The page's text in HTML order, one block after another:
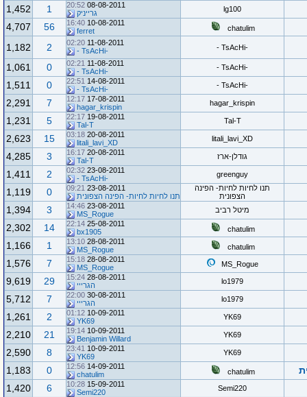
lg100
08-08-2011
20:52
גרייניק
1
1,452
chatulim
10-08-2011
16:40
ferret
56
4,707
-TsAcHi -
11-08-2011
02:20
-TsAcHi -
2
1,182
-TsAcHi -
11-08-2011
02:21
-TsAcHi -
0
1,061
-TsAcHi -
14-08-2011
22:51
-TsAcHi -
0
1,511
hagar_krispin
17-08-2011
12:17
hagar_krispin
7
2,291
Tal-T
19-08-2011
22:17
Tal-T
5
1,231
litali_lavi_XD
20-08-2011
03:18
litali_lavi_XD
15
2,623
גודלן-ארז 20-08-2011
16:17
Tal-T
3
4,285
greenguy
23-08-2011
02:32
-TsAcHi -
2
1,411
תנו לחיות לחיות- הפינה
הצפונית
23-08-2011
09:21
תנו לחיות לחיות- הפינה הצפונית
0
1,119
מיטל רביב 23-08-2011
14:46
MS_Rogue
3
1,394
chatulim
25-08-2011
22:14
bx1905
14
2,302
chatulim
28-08-2011
13:10
MS_Rogue
1
1,166
MS_Rogue
28-08-2011
15:18
MS_Rogue
7
1,576
lo1979
28-08-2011
15:24
הגרייי
29
9,619
lo1979
30-08-2011
22:00
הגרייי
7
5,712
YK69
10-09-2011
01:12
YK69
2
1,261
YK69
10-09-2011
19:14
Benjamin Willard
21
2,210
YK69
10-09-2011
23:41
YK69
8
2,590
chatulim
14-09-2011
12:56
chatulim
0
1,183
Semi220
15-09-2011
10:28
Semi220
6
1,420